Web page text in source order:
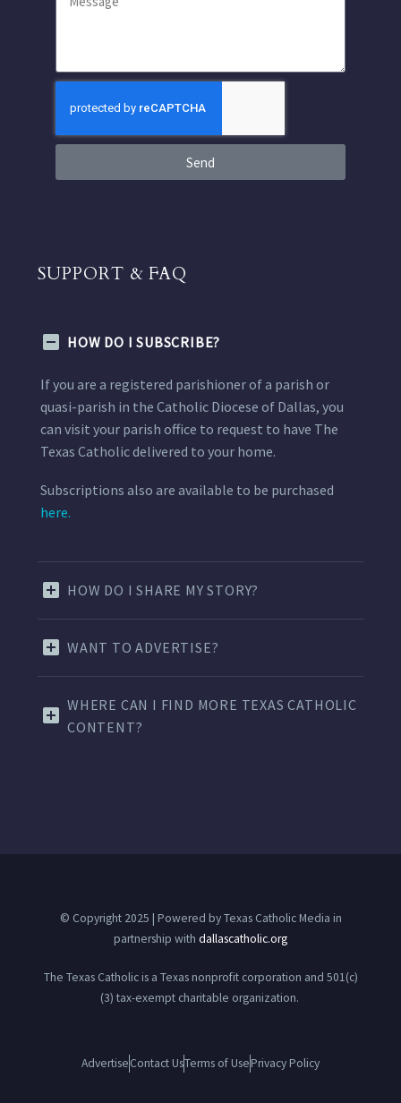
Send
SUPPORT & FAQ
HOW DO I SUBSCRIBE?
If you are a registered parishioner of a parish or
quasi-parish in the Catholic Diocese of Dallas, you
can visit your parish office to request to have The
Texas Catholic delivered to your home.
Subscriptions also are available to be purchased
here.
HOW DO I SHARE MY STORY?
WANT TO ADVERTISE?
WHERE CAN I FIND MORE TEXAS CATHOLIC
CONTENT?
© Copyright 2025 | Powered by Texas Catholic Media in
partnership with dallascatholic.org
The Texas Catholic is a Texas nonprofit corporation and 501(c)
(3) tax-exempt charitable organization.
AdvertiseContact UsTerms of UsePrivacy Policy